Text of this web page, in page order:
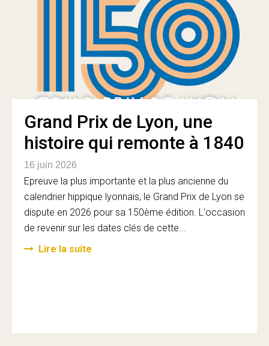
Grand Prix de Lyon, une
histoire qui remonte à 1840
16 juin 2026
Epreuve la plus importante et la plus ancienne du
calendrier hippique lyonnais, le Grand Prix de Lyon se
dispute en 2026 pour sa 150ème édition. L'occasion
de revenir sur les dates clés de cette...
Lire la suite